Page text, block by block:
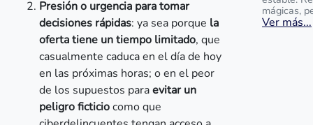
Presión o urgencia para tomar
decisiones rápidas: ya sea porque la
oferta tiene un tiempo limitado, que
casualmente caduca en el día de hoy
en las próximas horas; o en el peor
de los supuestos paraevitar un
peligroficticiocomo que
mágicas,
Ver más...